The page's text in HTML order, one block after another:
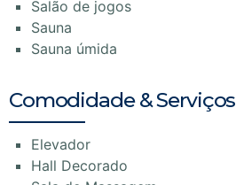
Salão de jogos
Sauna
Sauna úmida
Comodidade & Serviços
Elevador
Hall Decorado